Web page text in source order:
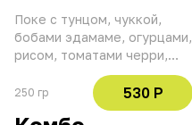
Поке с тунцом, чуккой,
бобами эдамаме, огурцами,
рисом, томатами черри,
соусом понзу, ростками
гороха, ореховым соусом и
250 гр 530 Р